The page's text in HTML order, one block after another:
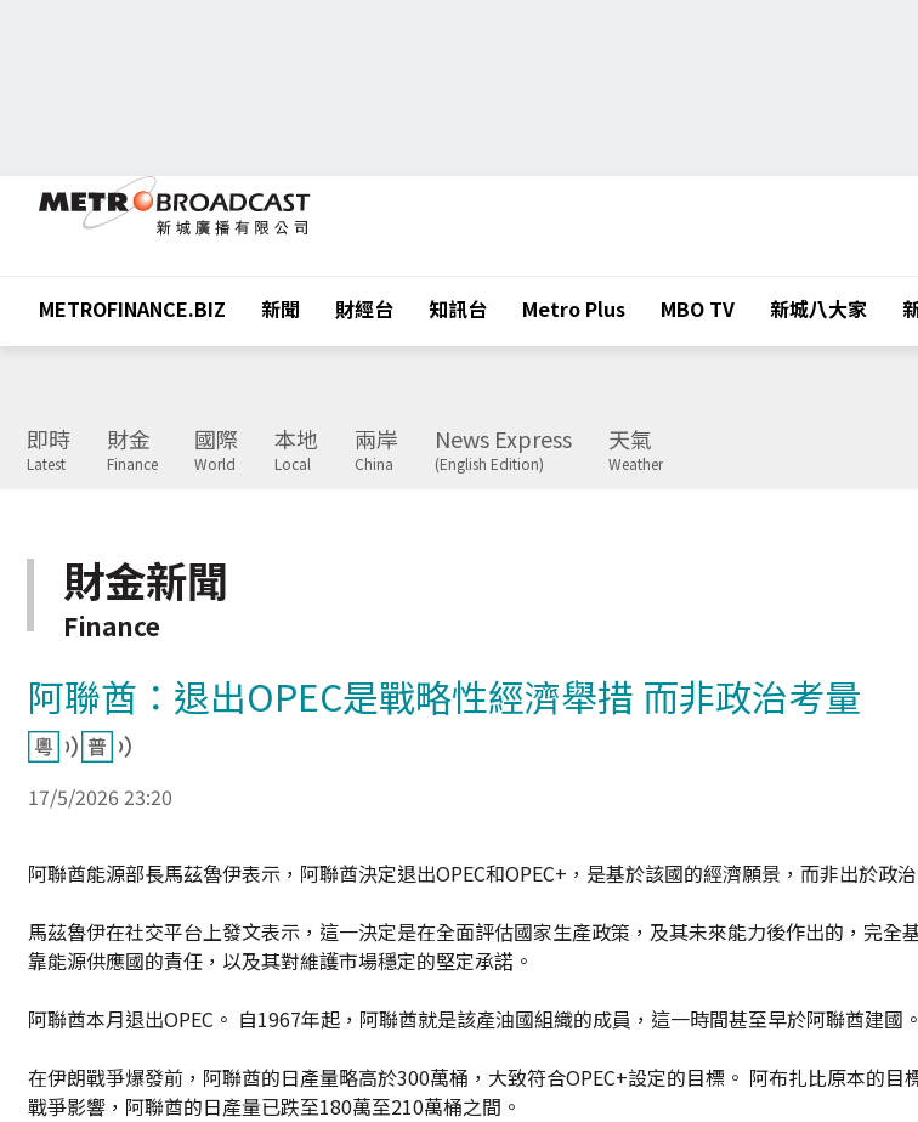
METROFINANCE.BIZ 新聞 財經台 知訊台 Metro Plus MBO TV 新城八大家
即時
Latest
財金
Finance
國際
World
本地
Local
兩岸
China
News Express
(English Edition)
天氣
Weather
財金新聞
Finance
阿聯酋：退出OPEC是戰略性經濟舉措 而非政治考量
17/5/2026 23:20
阿聯酋能源部長馬茲魯伊表示，阿聯酋決定退出OPEC和OPEC+，是基於該國的經濟願景，而非出於政治
馬茲魯伊在社交平台上發文表示，這一決定是在全面評估國家生產政策，及其未來能力後作出的，完全
靠能源供應國的責任，以及其對維護市場穩定的堅定承諾。
阿聯酋本月退出OPEC。 自1967年起，阿聯酋就是該產油國組織的成員，這一時間甚至早於阿聯酋建國。
在伊朗戰爭爆發前，阿聯酋的日產量略高於300萬桶，大致符合OPEC+設定的目標。 阿布扎比原本的
戰爭影響，阿聯酋的日產量已跌至180萬至210萬桶之間。